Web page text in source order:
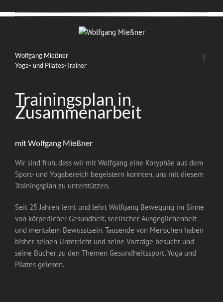
Wolfgang Mießner
Yoga- und Pilates-Trainer
Trainingsplan in
Zusammenarbeit
mit Wolfgang Mießner
Wir sind froh, dass wir mit Wolfgang eine Koryphäe aus dem
Sport- und Yogabereich begeistern konnten, uns mit diesem
Trainingsplan zu unterstützen.
Seit 25 Jahren lernt und lehrt Wolfgang Bewegung im Sinne
von körperlicher Gesundheit, seelischer Ausgeglichenheit
und mentalem Bewusstsein. Tausende von Menschen haben
bisher seinen Unterricht und seine Vorträge besucht und
seine Bücher zu den Themen Gesundheitssport, Yoga und
Pilates gelesen.